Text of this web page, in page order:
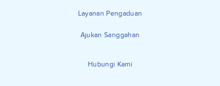
Layanan Pengaduan
Ajukan Sanggahan
Hubungi Kami